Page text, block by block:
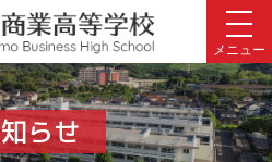
メニュー
らせ